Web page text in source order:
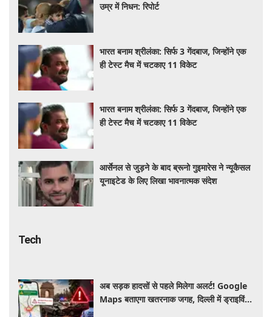
उम्र में निधन: रिपोर्ट
भारत बनाम श्रीलंका: सिर्फ 3 गेंदबाज, जिन्होंने एक
ही टेस्ट मैच में चटकाए 11 विकेट
भारत बनाम श्रीलंका: सिर्फ 3 गेंदबाज, जिन्होंने एक
ही टेस्ट मैच में चटकाए 11 विकेट
आर्सेनल से जुड़ने के बाद ब्रूनो गुइमारेस ने न्यूकैसल
यूनाइटेड के लिए लिखा भावनात्मक संदेश
Tech
अब सड़क हादसों से पहले मिलेगा अलर्ट! Google
Maps बताएगा खतरनाक जगह, दिल्ली में ड्राइविंग